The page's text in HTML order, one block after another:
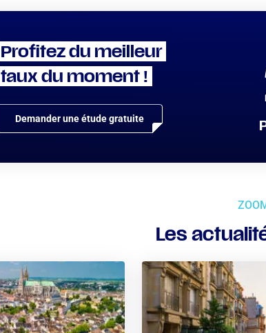
Profitez du meilleur
taux du moment !
Demander une étude gratuite
Les